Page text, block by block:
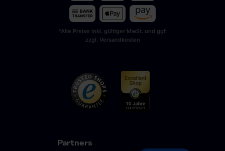
*Alle Preise inkl. gültiger MwSt. und ggf.
zzgl. Versandkosten
Partners